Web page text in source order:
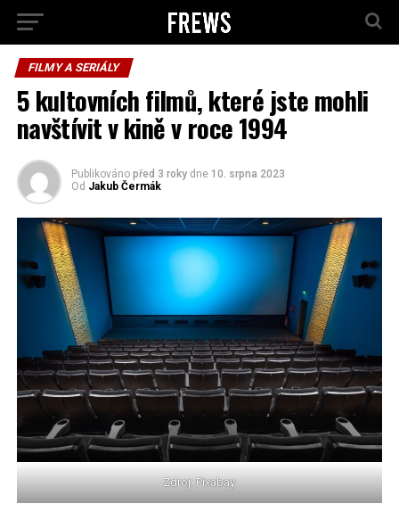
FILMY A SERIÁLY
5 kultovních filmů, které jste mohli
navštívit v kině v roce 1994
Publikováno před 3 roky dne 10. srpna 2023
Od Jakub Čermák
Zdroj: Pixabay